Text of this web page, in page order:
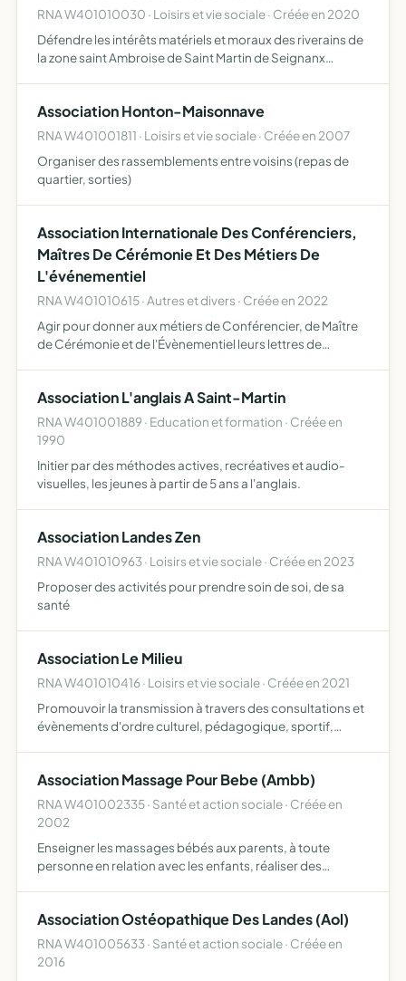
RNA W401010030 · Loisirs et vie sociale · Créée en 2020
Défendre les intérêts matériels et moraux des riverains de
la zone saint Ambroise de Saint Martin de Seignanx
Association Honton-Maisonnave
RNA W401001811 · Loisirs et vie sociale · Créée en 2007
Organiser des rassemblements entre voisins (repas de
quartier, sorties)
Association Internationale Des Conférenciers,
Maîtres De Cérémonie Et Des Métiers De
L'événementiel
RNA W401010615 · Autres et divers · Créée en 2022
Agir pour donner aux métiers de Conférencier, de Maître
de Cérémonie et de l'Évènementiel leurs lettres de
succès d'u…
Association L'anglais A Saint-Martin
RNA W401001889 · Education et formation · Créée en
1990
Initier par des méthodes actives, recréatives et audio-
visuelles, les jeunes à partir de 5 ans a l'anglais.
Association Landes Zen
RNA W401010963 · Loisirs et vie sociale · Créée en 2023
Proposer des activités pour prendre soin de soi, de sa
santé
Association Le Milieu
RNA W401010416 · Loisirs et vie sociale · Créée en 2021
Promouvoir la transmission à travers des consultations et
évènements d'ordre culturel, pédagogique, sportif,
Association Massage Pour Bebe (Ambb)
RNA W401002335 · Santé et action sociale · Créée en
2002
Enseigner les massages bébés aux parents, à toute
personne en relation avec les enfants, réaliser des
Association Ostéopathique Des Landes (Aol)
RNA W401005633 · Santé et action sociale · Créée en
2016